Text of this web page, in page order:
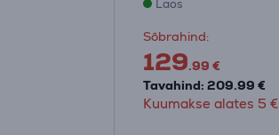
Laos
Sõbrahind:
129.99 €
Tavahind: 209.99 €
Kuumakse alates 5 €